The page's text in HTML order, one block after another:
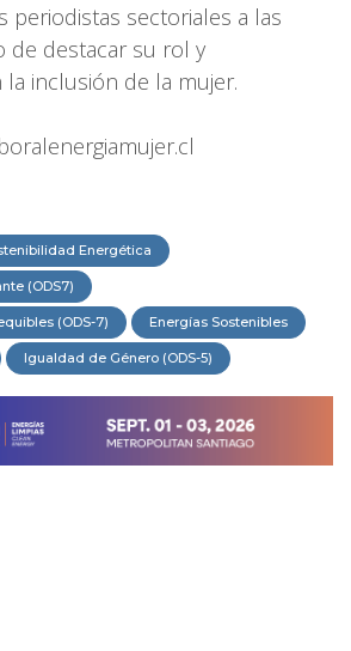
periodistas sectoriales a las
de destacar su rol y
inclusión de la mujer.
Energética
(ODS7)
(ODS-7) Energías Sostenibles
Igualdad de Género (ODS-5)